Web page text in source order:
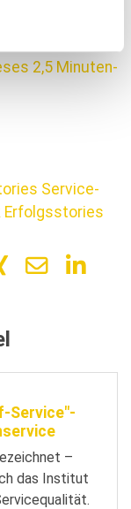
fragen Sie
2,5 Minuten-
Service-
Erfolgsstories
Service"-
–
das Institut